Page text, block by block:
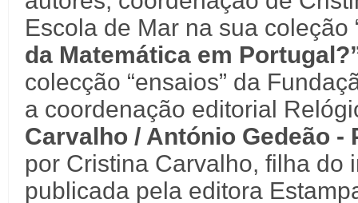
Escola de Mar na sua coleção
da Matemática em
colecção “ensaios” da
a coordenação editorial
Carvalho / António Gedeão -
por Cristina Carvalho, filha do
publicada pela editora